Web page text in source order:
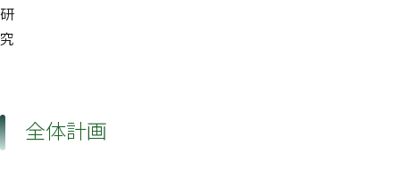
研
究
全体計画